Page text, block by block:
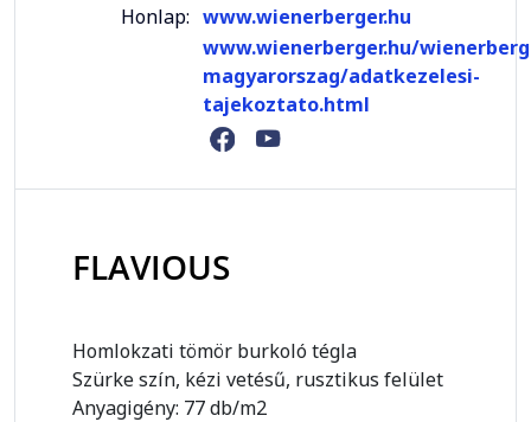
Honlap: www.wienerberger.hu
www.wienerberger.hu/
magyarorszag/adatkezelesi-
tajekoztato.html
FLAVIOUS
Homlokzati tömör burkoló tégla
Szürke szín, kézi vetésű, rusztikus felület
Anyagigény: 77 db/m2